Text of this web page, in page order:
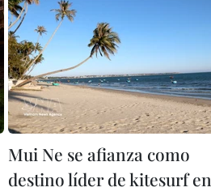
Mui Ne se afianza como
destino líder de kitesurf en